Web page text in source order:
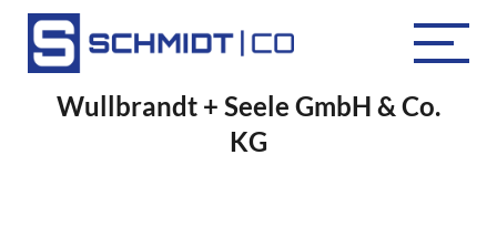
Wullbrandt + Seele GmbH & Co.
KG